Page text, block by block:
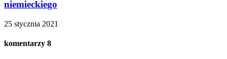
niemieckiego
25 stycznia 2021
komentarzy 8